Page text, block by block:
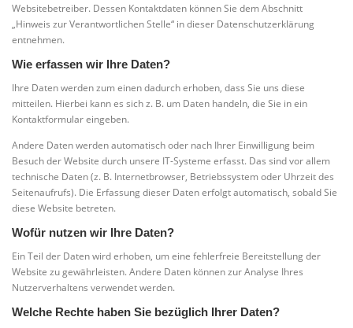
Websitebetreiber. Dessen Kontaktdaten können Sie dem Abschnitt
„Hinweis zur Verantwortlichen Stelle“ in dieser Datenschutzerklärung
entnehmen.
Wie erfassen wir Ihre Daten?
Ihre Daten werden zum einen dadurch erhoben, dass Sie uns diese
mitteilen. Hierbei kann es sich z. B. um Daten handeln, die Sie in ein
Kontaktformular eingeben.
Andere Daten werden automatisch oder nach Ihrer Einwilligung beim
Besuch der Website durch unsere IT-Systeme erfasst. Das sind vor allem
technische Daten (z. B. Internetbrowser, Betriebssystem oder Uhrzeit des
Seitenaufrufs). Die Erfassung dieser Daten erfolgt automatisch, sobald Sie
diese Website betreten.
Wofür nutzen wir Ihre Daten?
Ein Teil der Daten wird erhoben, um eine fehlerfreie Bereitstellung der
Website zu gewährleisten. Andere Daten können zur Analyse Ihres
Nutzerverhaltens verwendet werden.
Welche Rechte haben Sie bezüglich Ihrer Daten?